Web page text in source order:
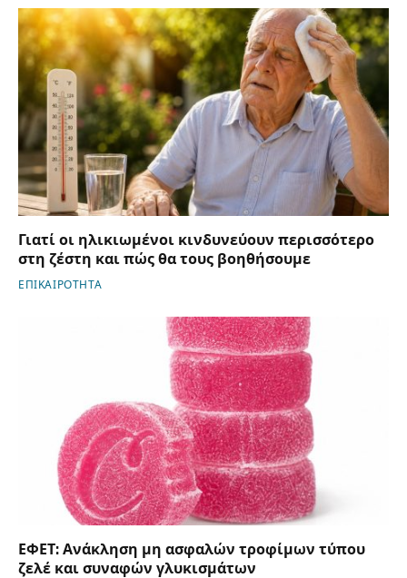
Γιατί οι ηλικιωμένοι κινδυνεύουν περισσότερο
στη ζέστη και πώς θα τους βοηθήσουμε
ΕΠΙΚΑΙΡΟΤΗΤΑ
ΕΦΕΤ: Ανάκληση μη ασφαλών τροφίμων τύπου
ζελέ και συναφών γλυκισμάτων